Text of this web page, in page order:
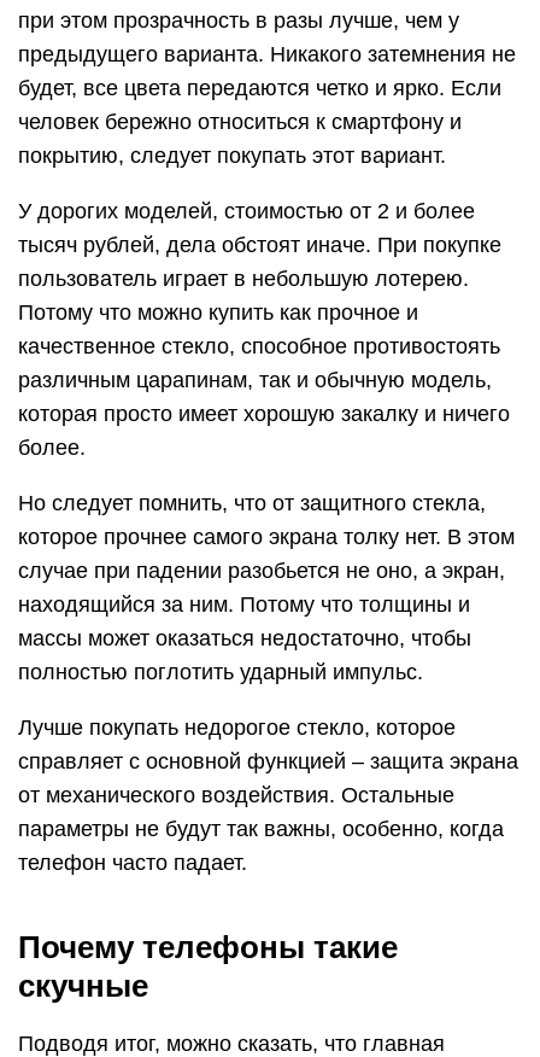
при этом прозрачность в разы лучше, чем у
предыдущего варианта. Никакого затемнения не
будет, все цвета передаются четко и ярко. Если
человек бережно относиться к смартфону и
покрытию, следует покупать этот вариант.
У дорогих моделей, стоимостью от 2 и более
тысяч рублей, дела обстоят иначе. При покупке
пользователь играет в небольшую лотерею.
Потому что можно купить как прочное и
качественное стекло, способное противостоять
различным царапинам, так и обычную модель,
которая просто имеет хорошую закалку и ничего
более.
Но следует помнить, что от защитного стекла,
которое прочнее самого экрана толку нет. В этом
случае при падении разобьется не оно, а экран,
находящийся за ним. Потому что толщины и
массы может оказаться недостаточно, чтобы
полностью поглотить ударный импульс.
Лучше покупать недорогое стекло, которое
справляет с основной функцией – защита экрана
от механического воздействия. Остальные
параметры не будут так важны, особенно, когда
телефон часто падает.
Почему телефоны такие
скучные
Подводя итог, можно сказать, что главная